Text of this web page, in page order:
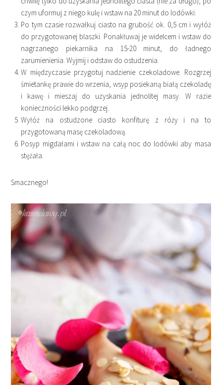
czym uformuj z niego kulę i wstaw na 20 minut do lodówki.
Po tym czasie rozwałkuj ciasto na grubość ok. 0,5 cm i wyłóż
do przygotowanej blaszki. Ponakłuwaj je widelcem i wstaw do
nagrzanego piekarnika na 15-20 minut, do ładnego
zarumienienia. Wyjmij i odstaw do ostudzenia.
W międzyczasie przygotuj nadzienie czekoladowe. Rozgrzej
śmietankę prawie do wrzenia, wsyp posiekaną białą czekoladę
i kawę i mieszaj do uzyskania jednolitej masy. W razie
konieczności lekko podgrzej.
Wyłóż na ostudzone ciasto konfiturę z róży i na to
przygotowaną masę czekoladową.
Posyp migdałami i wstaw na całą noc do lodówki aby masa
stężała.
Smacznego!